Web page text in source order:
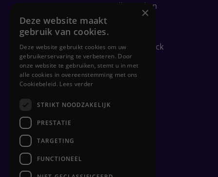
Computer sneller maken
Wifi bereik verbeteren
Security check
Gratis PC-gezondheidscheck
Zakelijk
Flexplekken inrichten
×
Deze website maakt
gebruik van cookies.
Deze website gebruikt cookies om uw
gebruikerservaring te verbeteren. Door
onze website te gebruiken, stemt u in met
alle cookies in overeenstemming met ons
Cookiebeleid. Lees verder
STRIKT NOODZAKELIJK
PRESTATIE
TARGETING
FUNCTIONEEL